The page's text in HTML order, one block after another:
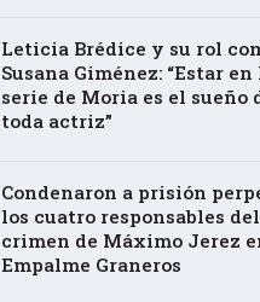
Leticia Brédice y su rol
Susana Giménez: “Estar en
serie de Moria es el sueño
toda actriz”
Condenaron a prisión
los cuatro responsables del
crimen de Máximo Jerez
Empalme Graneros